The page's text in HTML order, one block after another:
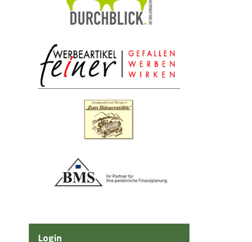
Login